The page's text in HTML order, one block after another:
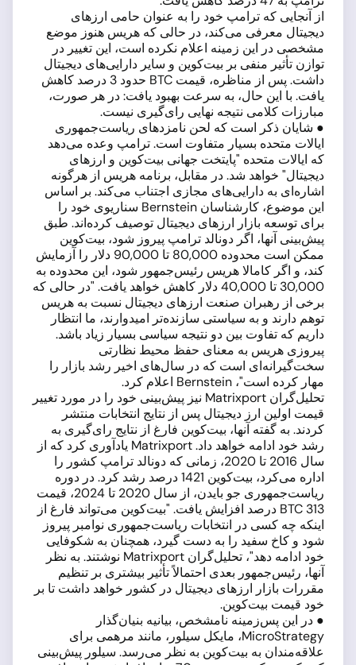
از آنجایی که ترامپ خود را به عنوان حامی ارزهای
دیجیتال معرفی می‌کند، در حالی که هریس هنوز موضع
مشخصی در این زمینه اعلام نکرده است، این تغییر در
توازن تأثیر منفی بر بیت‌کوین و سایر دارایی‌های دیجیتال
داشت. پس از مناظره، قیمت BTC حدود 3 درصد کاهش
یافت. با این حال، به سرعت بهبود یافت: در هر صورت،
مبارزات کلامی نتیجه نهایی رای‌گیری نیست.
● شایان ذکر است که لحن نامزدهای ریاست‌جمهوری
ایالات متحده بسیار متفاوت است. ترامپ وعده می‌دهد
که ایالات متحده "پایتخت جهانی بیت‌کوین و ارزهای
دیجیتال" خواهد شد. در مقابل، برنامه هریس از هرگونه
اشاره‌ای به دارایی‌های مجازی اجتناب می‌کند. بر اساس
این موضوع، کارشناسان Bernstein سناریوی خود را
برای توسعه بازار ارزهای دیجیتال توصیف کرده‌اند. طبق
پیش‌بینی آنها، اگر دونالد ترامپ پیروز شود، بیت‌کوین
ممکن است محدوده 80,000 تا 90,000 دلار را آزمایش
کند، و اگر کامالا هریس رئیس‌جمهور شود، این محدوده به
30,000 تا 40,000 دلار کاهش خواهد یافت. "در حالی که
برخی از رهبران صنعت ارزهای دیجیتال نسبت به هریس
توهم دارند و به سیاستی سازنده‌تر امیدوارند، ما انتظار
داریم که تفاوت بین دو نتیجه سیاسی بسیار زیاد باشد.
پیروزی هریس به معنای حفظ محیط نظارتی
سخت‌گیرانه‌ای است که در سال‌های اخیر رشد بازار را
مهار کرده است"، Bernstein اعلام کرد.
تحلیل‌گران Matrixport نیز پیش‌بینی خود را در مورد تغییر
قیمت اولین ارز دیجیتال پس از نتایج انتخابات منتشر
کردند. به گفته آنها، بیت‌کوین فارغ از نتایج رای‌گیری به
رشد خود ادامه خواهد داد. Matrixport یادآوری کرد که از
سال 2016 تا 2020، زمانی که دونالد ترامپ کشور را
اداره می‌کرد، بیت‌کوین 1421 درصد رشد کرد. در دوره
ریاست‌جمهوری جو بایدن، از سال 2020 تا 2024، قیمت
BTC 313 درصد افزایش یافت. "بیت‌کوین می‌تواند فارغ از
اینکه چه کسی در انتخابات ریاست‌جمهوری نوامبر پیروز
شود و کاخ سفید را به دست گیرد، همچنان به شکوفایی
خود ادامه دهد"، تحلیل‌گران Matrixport نوشتند. به نظر
آنها، رئیس‌جمهور بعدی احتمالاً تأثیر بیشتری بر تنظیم
مقررات بازار ارزهای دیجیتال در کشور خواهد داشت تا بر
خود قیمت بیت‌کوین.
● در این پس‌زمینه نامشخص، بیانیه بنیان‌گذار
MicroStrategy، مایکل سیلور، مانند مرهمی برای
علاقه‌مندان به بیت‌کوین به نظر می‌رسد. سیلور پیش‌بینی